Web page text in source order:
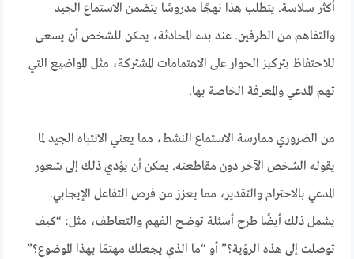
أكثر سلاسة. يتطلب هذا نهجًا مدروسًا يتضمن الاستماع الجيد
والتفاهم من الطرفين. عند بدء المحادثة، يمكن للشخص أن يسعى
للاحتفاظ بتركيز الحوار على الاهتمامات المشتركة، مثل المواضيع التي
تهم المدعي والمعرفة الخاصة بها.
من الضروري ممارسة الاستماع النشط، مما يعني الانتباه الجيد لما
يقوله الشخص الآخر دون مقاطعته. يمكن أن يؤدي ذلك إلى شعور
المدعي بالاحترام والتقدير، مما يعزز من فرص التفاعل الإيجابي.
يشمل ذلك أيضًا طرح أسئلة توضح الفهم والتعاطف، مثل: “كيف
توصلت إلى هذه الرؤية؟” أو “ما الذي يجعلك مهتمًا بهذا الموضوع؟”